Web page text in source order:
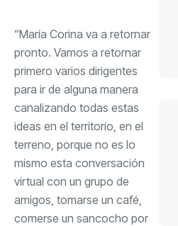
“María Corina va a retornar
pronto. Vamos a retornar
primero varios dirigentes
para ir de alguna manera
canalizando todas estas
ideas en el territorio, en el
terreno, porque no es lo
mismo esta conversación
virtual con un grupo de
amigos, tomarse un café,
comerse un sancocho por